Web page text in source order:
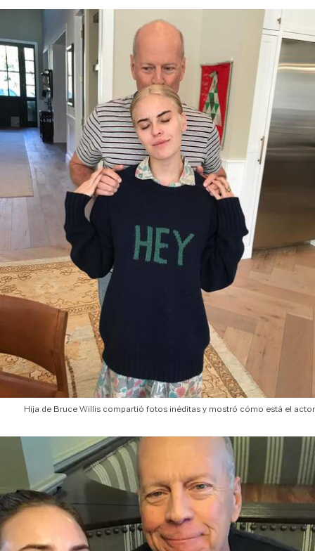
Hija de Bruce Willis compartió fotos inéditas y mostró cómo está el actor